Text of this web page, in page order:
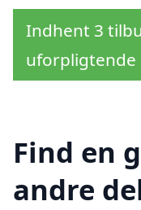
Indhent 3
uforpligtende
Find en
andre